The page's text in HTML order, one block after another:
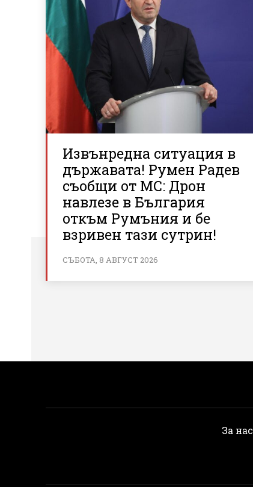
Извънредна ситуация в
държавата! Румен Радев
съобщи от МС: Дрон
навлезе в България
откъм Румъния и бе
взривен тази сутрин!
СЪБОТА, 8 АВГУСТ 2026
За нас